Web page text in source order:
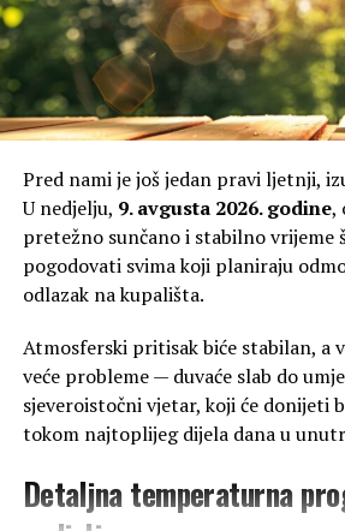
Pred nami je još jedan pravi ljetnji,
U nedjelju, 9. avgusta 2026. godine,
pretežno sunčano i stabilno vrijeme
pogodovati svima koji planiraju
odlazak na kupališta.
Atmosferski pritisak biće stabilan, a
veće probleme — duvaće slab do
sjeveroistočni vjetar, koji će donijeti
tokom najtoplijeg dijela dana u
Detaljna temperaturna